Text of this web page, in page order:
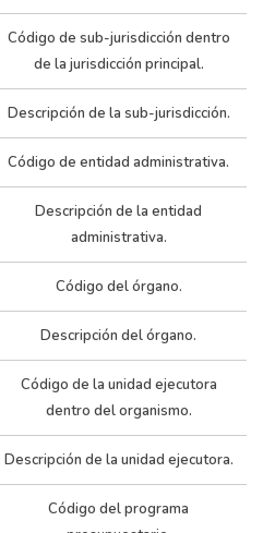
Código de sub-jurisdicción dentro
de la jurisdicción principal.
Descripción de la sub-jurisdicción.
Código de entidad administrativa.
Descripción de la entidad
administrativa.
Código del órgano.
Descripción del órgano.
Código de la unidad ejecutora
dentro del organismo.
Descripción de la unidad ejecutora.
Código del programa